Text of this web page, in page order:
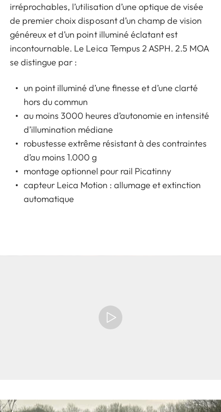
irréprochables, l’utilisation d’une optique de visée
de premier choix disposant d’un champ de vision
généreux et d’un point illuminé éclatant est
incontournable. Le Leica Tempus 2 ASPH. 2.5 MOA
se distingue par :
un point illuminé d’une finesse et d’une clarté
hors du commun
au moins 3000 heures d’autonomie en intensité
d’illumination médiane
robustesse extrême résistant à des contraintes
d’au moins 1.000 g
montage optionnel pour rail Picatinny
capteur Leica Motion : allumage et extinction
automatique